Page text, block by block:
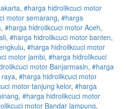
, #harga hidrolikcuci motor
motor semarang, #harga
, #harga hidrolikcuci motor Aceh,
, #harga hidrolikcuci motor banten,
, #harga hidrolikcuci motor
motor jambi, #harga hidrolikcuci
cuci motor Banjarmasin, #harga
, #harga hidrolikcuci motor
motor tanjung kelor, #harga
, #harga hidrolikcuci motor
cuci motor Bandar lampung,